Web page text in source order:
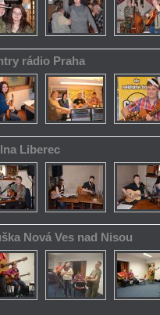
rádio Praha
Liberec
Nová Ves nad Nisou